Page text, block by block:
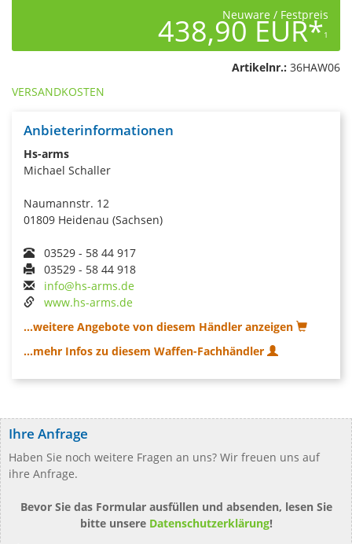
Neuware / Festpreis
438,90 EUR*1
Artikelnr.: 36HAW06
VERSANDKOSTEN
Anbieterinformationen
Hs-arms
Michael Schaller
Naumannstr. 12
01809 Heidenau (Sachsen)
03529 - 58 44 917
03529 - 58 44 918
info@hs-arms.de
www.hs-arms.de
...weitere Angebote von diesem Händler anzeigen
...mehr Infos zu diesem Waffen-Fachhändler
Ihre Anfrage
Haben Sie noch weitere Fragen an uns? Wir freuen uns auf
ihre Anfrage.
Bevor Sie das Formular ausfüllen und absenden, lesen Sie
bitte unsere Datenschutzerklärung!